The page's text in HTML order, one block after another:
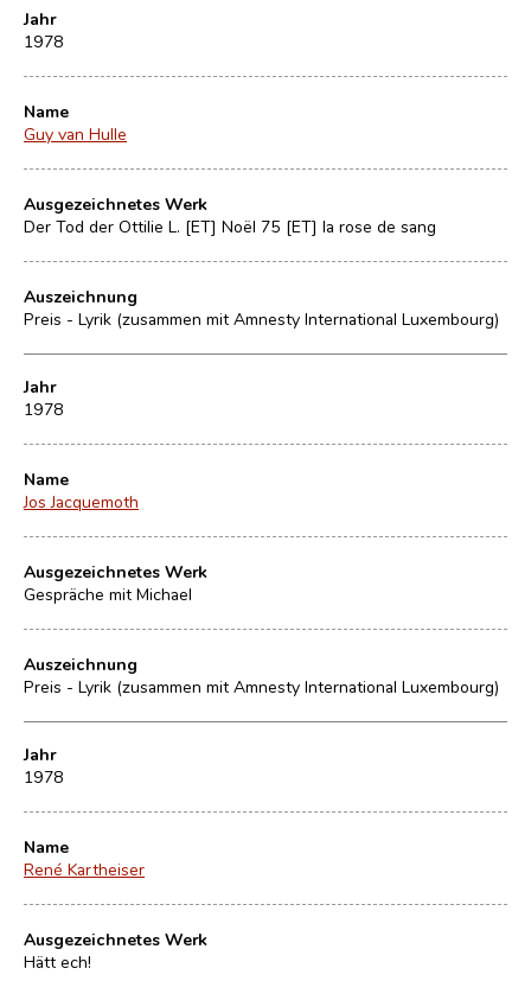
Jahr
1978
Name
Guy van Hulle
Ausgezeichnetes Werk
Der Tod der Ottilie L. [ET] Noël 75 [ET] la rose de sang
Auszeichnung
Preis - Lyrik (zusammen mit Amnesty International Luxembourg)
Jahr
1978
Name
Jos Jacquemoth
Ausgezeichnetes Werk
Gespräche mit Michael
Auszeichnung
Preis - Lyrik (zusammen mit Amnesty International Luxembourg)
Jahr
1978
Name
René Kartheiser
Ausgezeichnetes Werk
Hätt ech!